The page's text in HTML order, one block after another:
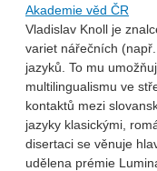
Akademie věd ČR
Vladislav Knoll je
variet nářečních
jazyků. To mu
multilingualismu ve
kontaktů mezi
jazyky klasickými,
disertaci se věnuje
udělena prémie